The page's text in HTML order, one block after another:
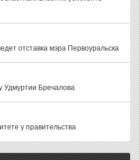
отставка мэра Первоуральска
Удмуртии Бречалова
у правительства